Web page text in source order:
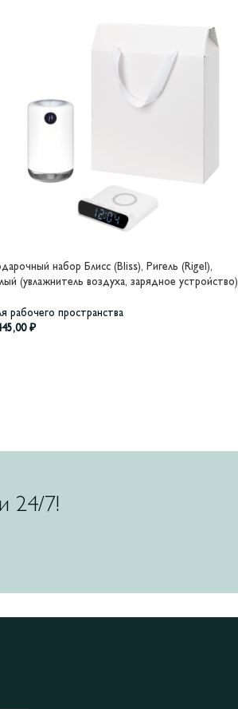
набор Блисс (Bliss), Ригель (Rigel),
(увлажнитель воздуха, зарядное устройство)
рабочего пространства
₽
24/7!